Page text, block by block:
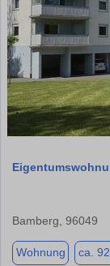
Bamberg, 96049
Wohnung ca.